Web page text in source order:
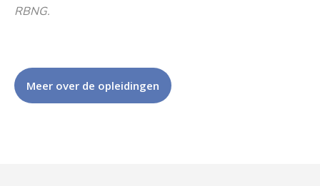
RBNG.
Meer over de opleidingen